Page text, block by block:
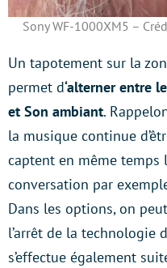
Sony WF-1000XM5 –
Un tapotement sur la
permet d‘alterner entre
et Son ambiant.
la musique continue
captent en même
conversation par
Dans les options, on
l’arrêt de la technologie
s’effectue également